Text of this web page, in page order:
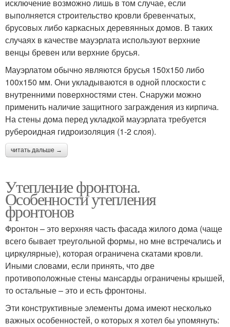
исключение возможно лишь в том случае, если
выполняется строительство кровли бревенчатых,
брусовых либо каркасных деревянных домов. В таких
случаях в качестве мауэрлата используют верхние
венцы бревен или верхние брусья.
Мауэрлатом обычно являются брусья 150х150 либо
100х150 мм. Они укладываются в одной плоскости с
внутренними поверхностями стен. Снаружи можно
применить наличие защитного заграждения из кирпича.
На стены дома перед укладкой мауэрлата требуется
рубероидная гидроизоляция (1-2 слоя).
читать дальше →
Утепление фронтона.
Особенности утепления
фронтонов
Фронтон – это верхняя часть фасада жилого дома (чаще
всего бывает треугольной формы, но мне встречались и
циркулярные), которая ограничена скатами кровли.
Иными словами, если принять, что две
противоположные стены мансарды ограничены крышей,
то остальные – это и есть фронтоны.
Эти конструктивные элементы дома имеют несколько
важных особенностей, о которых я хотел бы упомянуть: